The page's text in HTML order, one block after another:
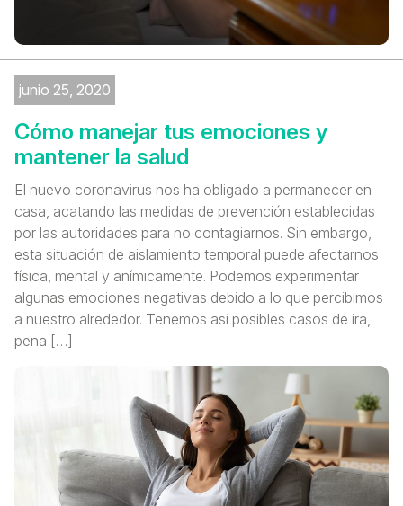
junio 25, 2020
Cómo manejar tus emociones y
mantener la salud
El nuevo coronavirus nos ha obligado a permanecer en
casa, acatando las medidas de prevención establecidas
por las autoridades para no contagiarnos. Sin embargo,
esta situación de aislamiento temporal puede afectarnos
física, mental y anímicamente. Podemos experimentar
algunas emociones negativas debido a lo que percibimos
a nuestro alrededor. Tenemos así posibles casos de ira,
pena […]